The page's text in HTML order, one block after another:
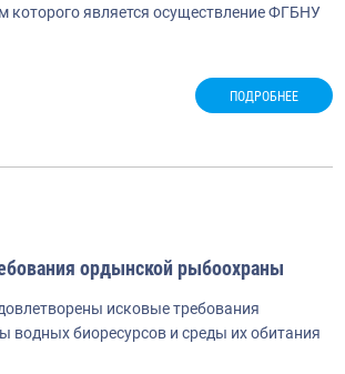
которого является осуществление ФГБНУ
ПОДРОБНЕЕ
ордынской рыбоохраны
исковые требования
водных биоресурсов и среды их обитания